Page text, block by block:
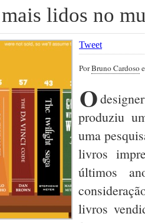
lidos no
Tweet
PorBruno Cardoso
O
produziu
uma
livros
últimos
livros